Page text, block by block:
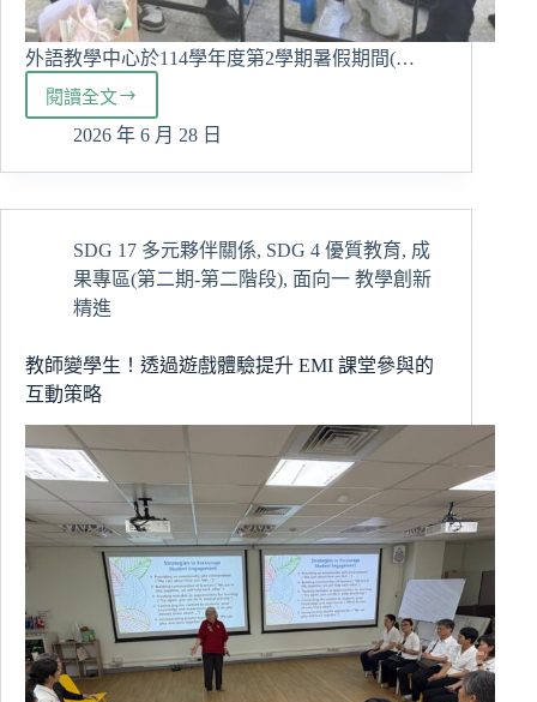
外語教學中心於114學年度第2學期暑假期間(…
閱讀全文
盛
夏
華
精
進
114-
暑
期
華
語
輔
導
課
2026 年 6 月 28 日
SDG 17 多元夥伴關係, SDG 4 優質教育, 成
果專區(第二期-第二階段), 面向一 教學創新
精進
教師變學生！透過遊戲體驗提升 EMI 課堂參與的
互動策略